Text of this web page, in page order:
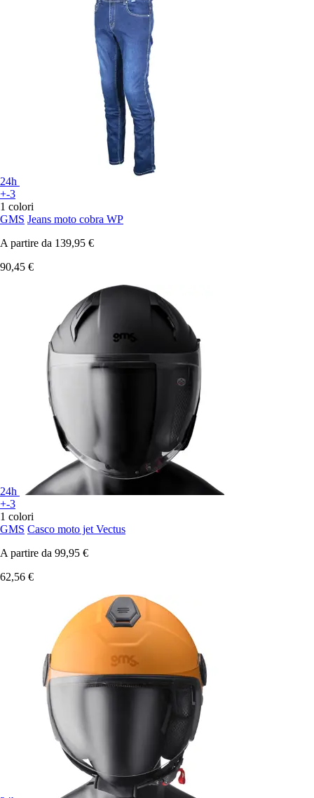
24h
+-3
1 colori
GMS Jeans moto cobra WP
A partire da 139,95 €
90,45 €
24h
+-3
1 colori
GMS Casco moto jet Vectus
A partire da 99,95 €
62,56 €